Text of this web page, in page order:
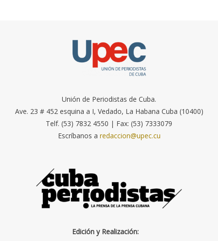
Unión de Periodistas de Cuba.
Ave. 23 # 452 esquina a I, Vedado, La Habana Cuba (10400)
Telf. (53) 7832 4550 | Fax: (53) 7333079
Escríbanos a redaccion@upec.cu
Edición y Realización: